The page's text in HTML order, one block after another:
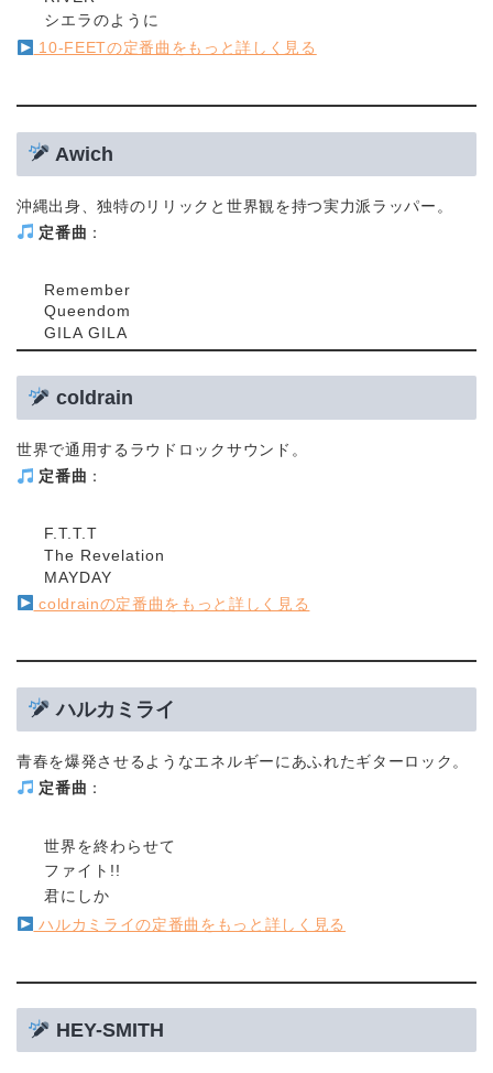
シエラのように
10-FEETの定番曲をもっと詳しく見る
Awich
沖縄出身、独特のリリックと世界観を持つ実力派ラッパー。
定番曲 ：
Remember
Queendom
GILA GILA
coldrain
世界で通用するラウドロックサウンド。
定番曲 ：
F.T.T.T
The Revelation
MAYDAY
coldrainの定番曲をもっと詳しく見る
ハルカミライ
青春を爆発させるようなエネルギーにあふれたギターロック。
定番曲 ：
世界を終わらせて
ファイト!!
君にしか
ハルカミライの定番曲をもっと詳しく見る
HEY-SMITH